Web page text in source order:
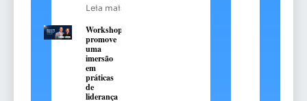
Leia mais
Workshop
promove
uma
imersão
em
práticas
de
liderança